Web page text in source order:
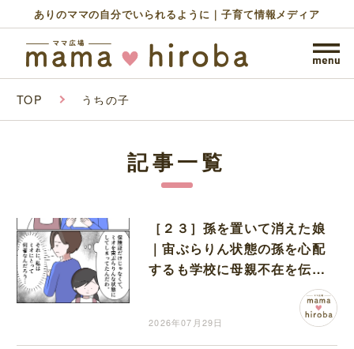
ありのママの自分でいられるように｜子育て情報メディア
TOP うちの子
記事一覧
［２３］孫を置いて消えた娘
｜宙ぶらりん状態の孫を心配
するも学校に母親不在を伝え
る自分の立場がわからない
2026年07月29日